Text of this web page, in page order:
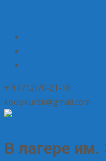
+7(4712)70-21-18
koopkursk@gmail.com
В лагере им.